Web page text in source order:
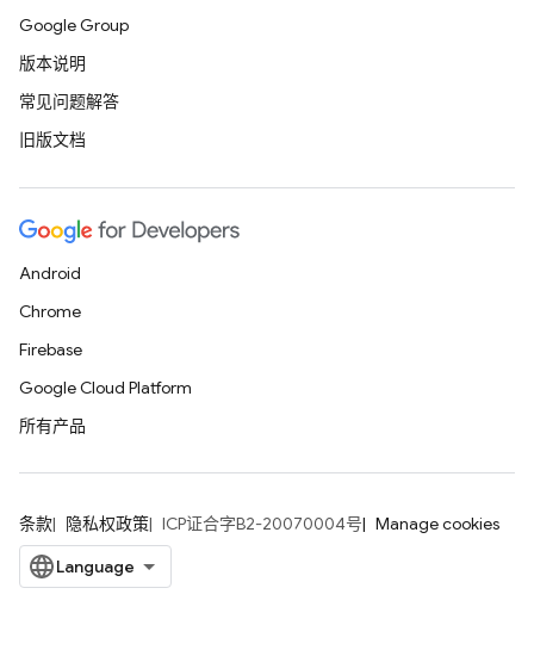
Google Group
版本说明
常见问题解答
旧版文档
Android
Chrome
Firebase
Google Cloud Platform
所有产品
条款 隐私权政策 ICP证合字B2-20070004号 Manage cookies